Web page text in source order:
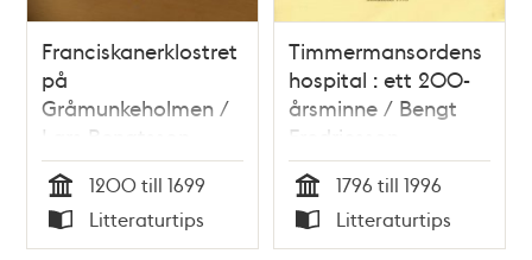
Franciskanerklostret
på
Gråmunkeholmen /
Lars Bengtsson
Tid
1200 till 1699
Typ
Litteraturtips
Timmermansordens
hospital : ett 200-
årsminne / Bengt
Fredricsson
Tid
1796 till 1996
Typ
Litteraturtips